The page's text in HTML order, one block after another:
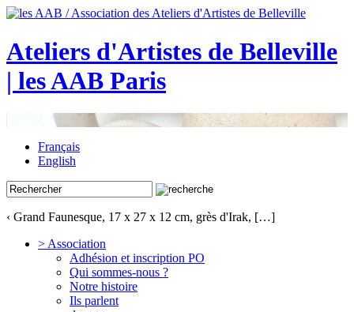
Ateliers d'Artistes de Belleville
| les AAB Paris
Français
English
‹ Grand Faunesque, 17 x 27 x 12 cm, grès d'Irak, […]
> Association
Adhésion et inscription PO
Qui sommes-nous ?
Notre histoire
Ils parlent